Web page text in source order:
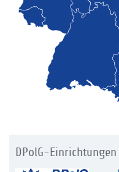
DPolG-Einrichtungen